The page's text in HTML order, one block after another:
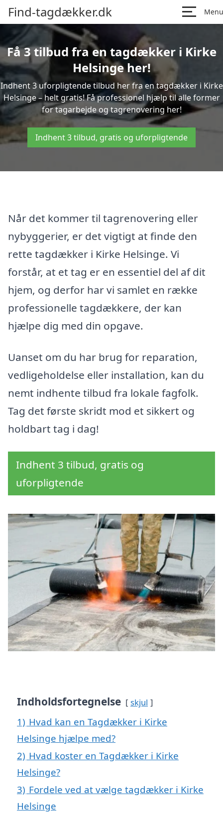
Find-tagdækker.dk Menu
Få 3 tilbud fra en tagdækker i Kirke
Helsinge her!
Indhent 3 uforpligtende tilbud her fra en tagdækker i Kirke
Helsinge – helt gratis! Få professionel hjælp til alle former
for tagarbejde og tagrenovering her!
Indhent 3 tilbud, gratis og uforpligtende
Når det kommer til tagrenovering eller
nybyggerier, er det vigtigt at finde den
rette tagdækker i Kirke Helsinge. Vi
forstår, at et tag er en essentiel del af dit
hjem, og derfor har vi samlet en række
professionelle tagdækkere, der kan
hjælpe dig med din opgave.
Uanset om du har brug for reparation,
vedligeholdelse eller installation, kan du
nemt indhente tilbud fra lokale fagfolk.
Tag det første skridt mod et sikkert og
holdbart tag i dag!
Indhent 3 tilbud, gratis og
uforpligtende
Indholdsfortegnelse skjul
1) Hvad kan en Tagdækker i Kirke
Helsinge hjælpe med?
2) Hvad koster en Tagdækker i Kirke
Helsinge?
3) Fordele ved at vælge tagdækker i Kirke
Helsinge